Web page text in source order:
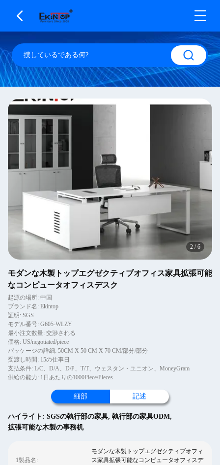
2 /6
モダンな木製トップエグゼクティブオフィス家具拡張可能
なコンピュータオフィスデスク
起源の場所: 中国
ブランド名: Ekintop
証明: SGS
モデル番号: G605-WLZY
最小注文数量: 交渉される
価格: US/negotiated/piece
パッケージの詳細: 50CM X 50 CM X 70 CM/部分/部分
受渡し時間: 15の仕事日
支払条件: L/C、D/A、D/P、T/T、ウェスタン・ユニオン、MoneyGram
供給の能力: 1日あたりの1000Piece/Pieces
細部 記述
ハイライト: SGSの執行部の家具, 執行部の家具ODM,
拡張可能な木製の事務机
1製品名:
モダンな木製トップエグゼクティブオフィ
ス家具拡張可能なコンピュータオフィスデ